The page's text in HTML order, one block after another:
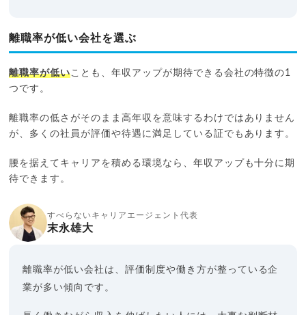
離職率が低い会社を選ぶ
離職率が低いことも、年収アップが期待できる会社の特徴の1
つです。
離職率の低さがそのまま高年収を意味するわけではありません
が、多くの社員が評価や待遇に満足している証でもあります。
腰を据えてキャリアを積める環境なら、年収アップも十分に期
待できます。
すべらないキャリアエージェント代表
末永雄大
離職率が低い会社は、評価制度や働き方が整っている企
業が多い傾向です。